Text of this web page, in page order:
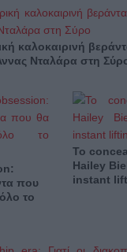
καλοκαιρινή
Νταλάρα στη
που
το
Το
Hailey
instant